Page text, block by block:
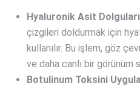
Hyaluronik Asit
çizgileri doldurmak için
kullanılır. Bu işlem, göz
ve daha canlı bir görünüm
Botulinum Toksini